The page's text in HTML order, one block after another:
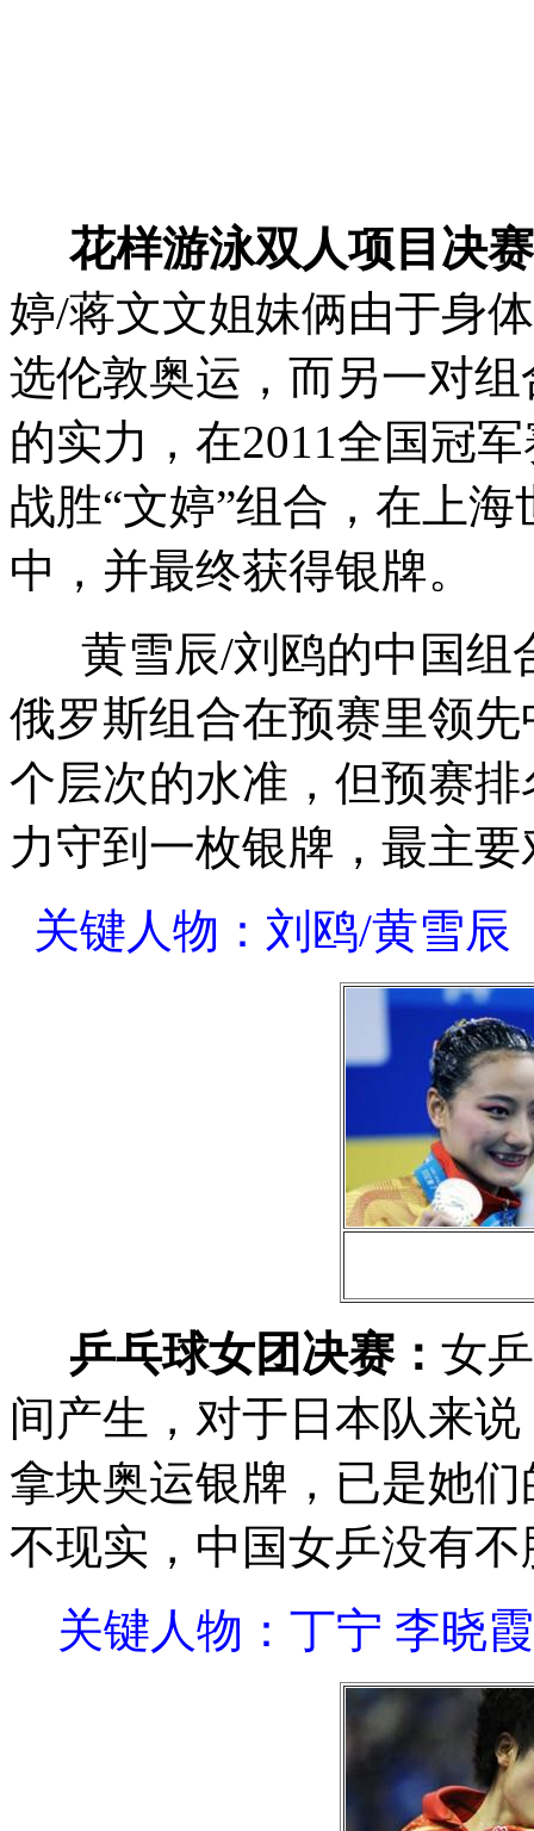
花样游泳双人项目决
婷/蒋文文姐妹俩由于身
选伦敦奥运，而另一对
的实力，在2011全国冠
战胜“文婷”组合，在上
中，并最终获得银牌。
黄雪辰/刘鸥的中国组
俄罗斯组合在预赛里领
个层次的水准，但预赛
力守到一枚银牌，最主
关键人物：刘鸥/黄雪
乒乓球女团决赛： 女
间产生，对于日本队来
拿块奥运银牌，已是她
不现实，中国女乒没有
关键人物：丁宁 李晓